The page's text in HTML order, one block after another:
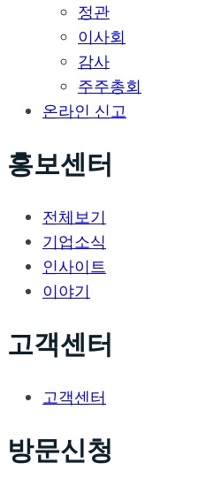
정관
이사회
감사
주주총회
온라인 신고
홍보센터
전체보기
기업소식
인사이트
이야기
고객센터
고객센터
방문신청